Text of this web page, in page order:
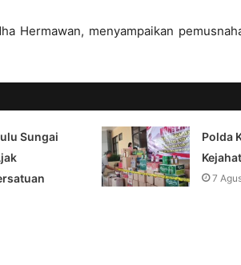
Hermawan, menyampaikan
Sungai
Polda
7